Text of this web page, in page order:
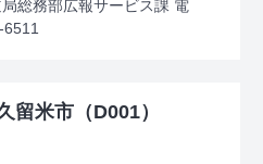
総務部広報サービス課 電
6511
留米市（D001）